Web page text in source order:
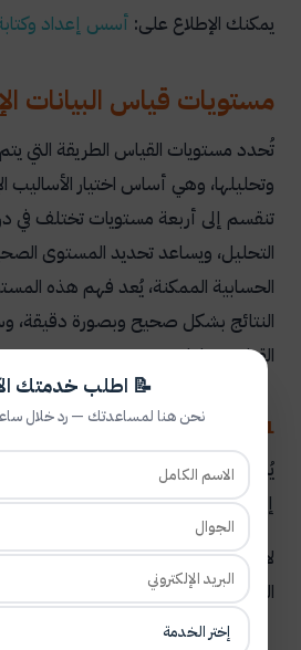
يمكنك الإطلاع على: أسس إعداد
مستويات قياس البيانات
تُحدد مستويات القياس الطريقة التي يتم
وتحليلها، وهي أساس اختيار الأساليب
تنقسم إلى أربعة مستويات تختلف في
التحليل، ويساعد تحديد المستوى
الحسابية الممكنة، يُعد فهم هذه
النتائج بشكل صحيح وبصورة دقيقة،
القياس بما يلي:
1.المقياس الاسمي
يُستخدم لتصنيف البيانات دون أي
إلى فئات منفصلة.
لا يتم فيه إجراء عمليات حسابية، كما
الوصفية البسيطة.
📝 اطلب خدمتك
نحن هنا لمساعدتك — رد خلال